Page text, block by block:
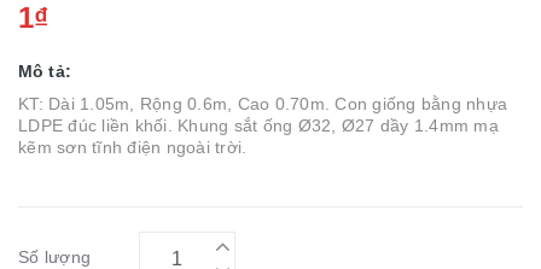
1₫
Mô tả:
KT: Dài 1.05m, Rộng 0.6m, Cao 0.70m. Con giống bằng nhựa
LDPE đúc liền khối. Khung sắt ống Ø32, Ø27 dầy 1.4mm mạ
kẽm sơn tĩnh điện ngoài trời.
Số lượng